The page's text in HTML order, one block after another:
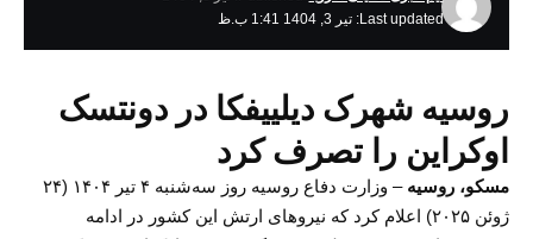
Last updated: تیر 3, 1404 1:41 ب.ظ
روسیه شهرک دیلییفکا در دونتسک
اوکراین را تصرف کرد
مسکو، روسیه
– وزارت دفاع روسیه روز سه‌شنبه ۴ تیر ۱۴۰۴ (۲۴
ژوئن ۲۰۲۵) اعلام کرد که نیروهای ارتش این کشور در ادامه